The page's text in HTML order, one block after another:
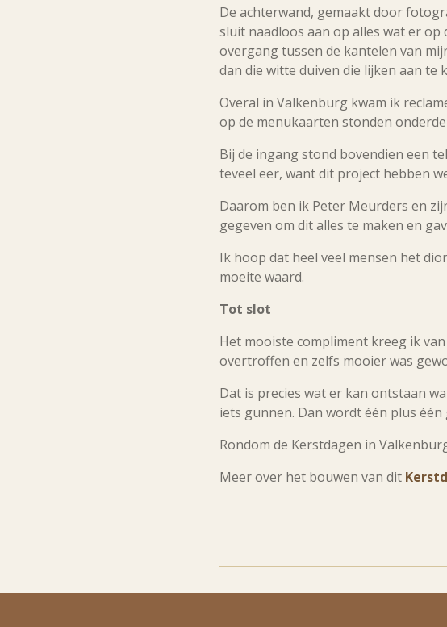
De achterwand, gemaakt door
sluit naadloos aan op alles wat er
overgang tussen de kantelen van
dan die witte duiven die lijken aan te
Overal in Valkenburg kwam ik
op de menukaarten stonden
Bij de ingang stond bovendien een
teveel eer, want dit project hebben
Daarom ben ik Peter Meurders en
gegeven om dit alles te maken en
Ik hoop dat heel veel mensen het
moeite waard.
Tot slot
Het mooiste compliment kreeg ik
overtroffen en zelfs mooier was
Dat is precies wat er kan ontstaan
iets gunnen. Dan wordt één plus één
Rondom de Kerstdagen in
Meer over het bouwen van dit